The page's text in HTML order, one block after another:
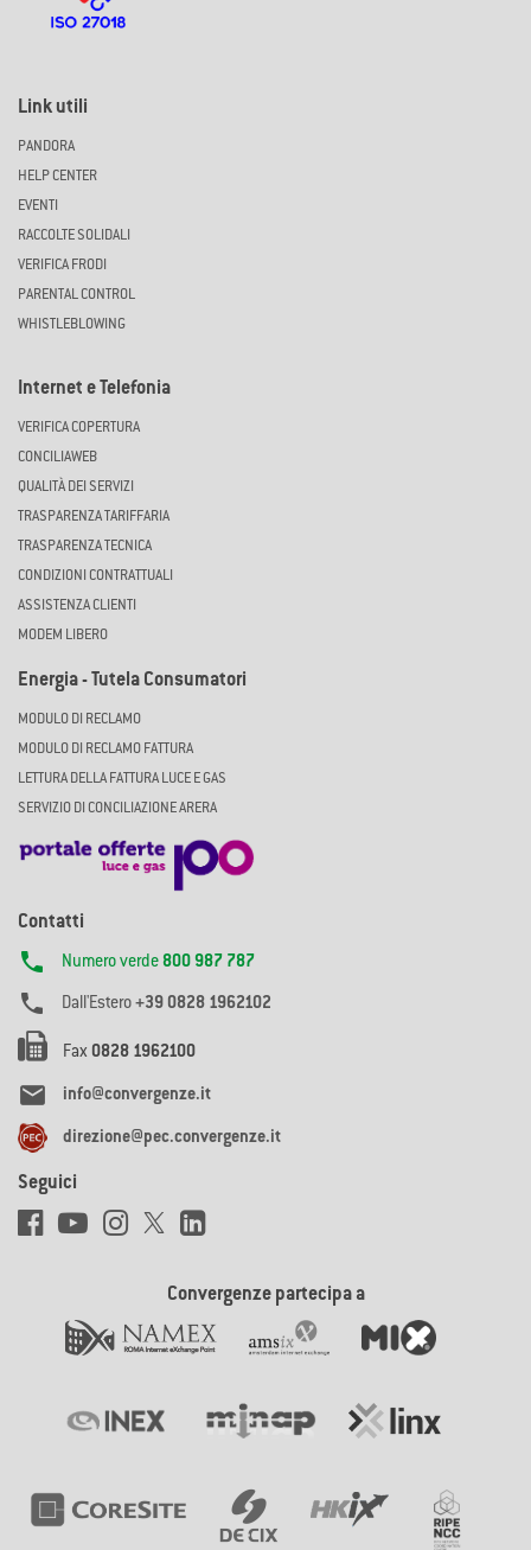
Link utili
PANDORA
HELP CENTER
EVENTI
RACCOLTE SOLIDALI
VERIFICA FRODI
PARENTAL CONTROL
WHISTLEBLOWING
Internet e Telefonia
VERIFICA COPERTURA
CONCILIAWEB
QUALITÀ DEI SERVIZI
TRASPARENZA TARIFFARIA
TRASPARENZA TECNICA
CONDIZIONI CONTRATTUALI
ASSISTENZA CLIENTI
MODEM LIBERO
Energia - Tutela Consumatori
MODULO DI RECLAMO
MODULO DI RECLAMO FATTURA
LETTURA DELLA FATTURA LUCE E GAS
SERVIZIO DI CONCILIAZIONE ARERA
Contatti
 Numero verde 800 987 787
 Dall'Estero +39 0828 1962102
Fax 0828 1962100
 info@convergenze.it
direzione@pec.convergenze.it
Seguici
Convergenze partecipa a